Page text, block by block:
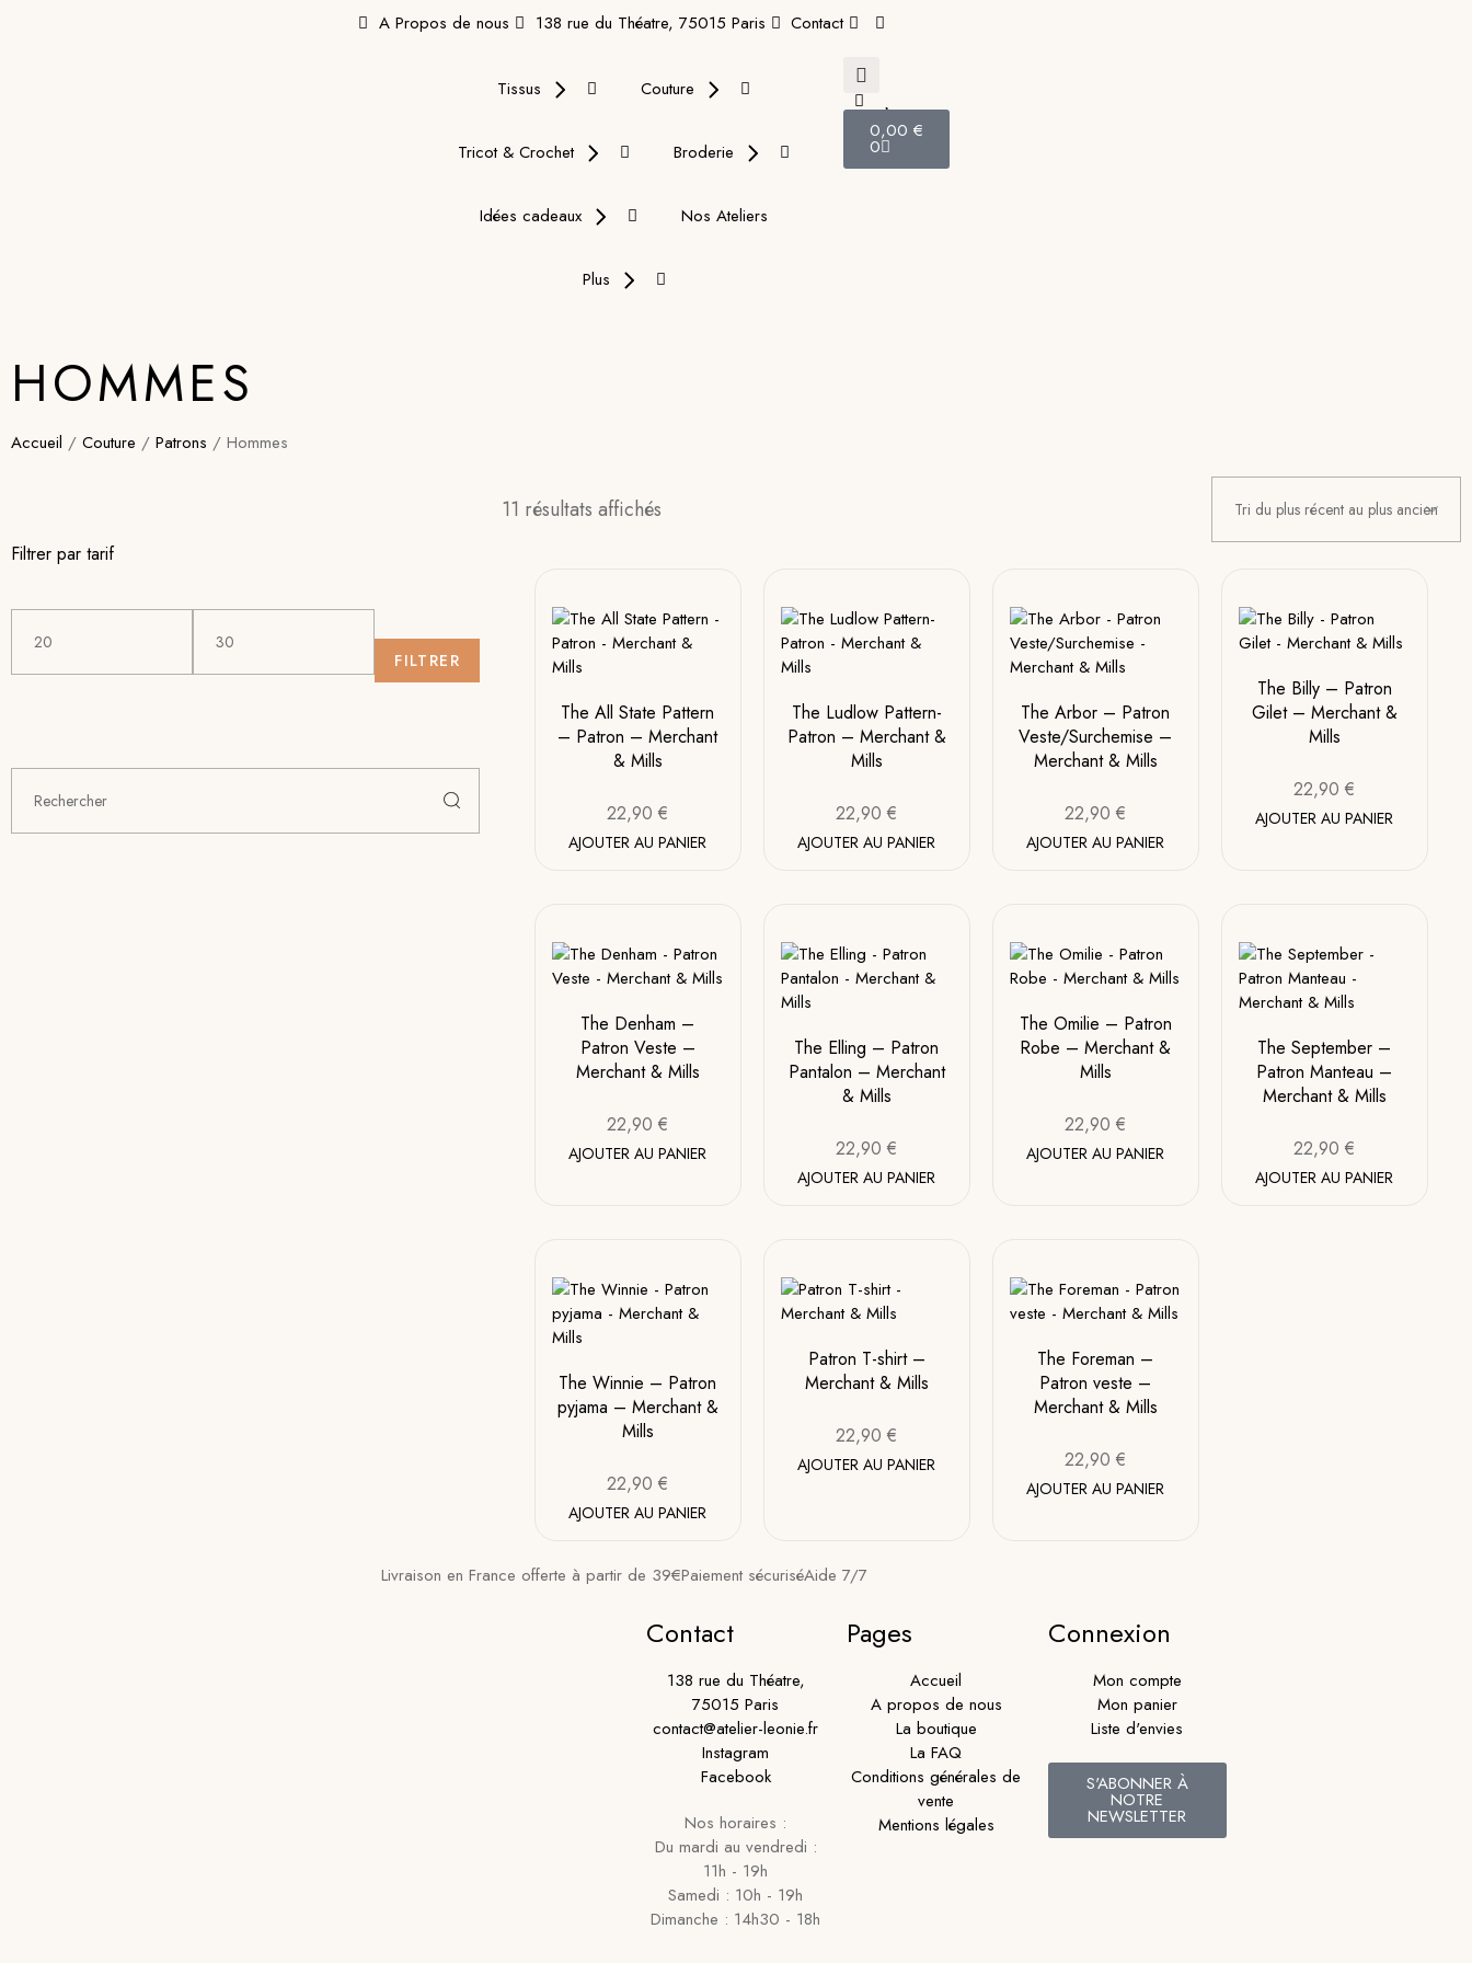
A Propos de nous 138 rue du Théatre, 75015 Paris Contact
Tissus Couture
Tricot & Crochet Broderie
Idées cadeaux Nos Ateliers
Plus
0,00 €
0
HOMMES
Accueil / Couture / Patrons / Hommes
Filtrer par tarif
FILTRER
11 résultats affichés
The All State Pattern
– Patron – Merchant
& Mills
22,90€
AJOUTER AU PANIER
The Ludlow Pattern-
Patron – Merchant &
Mills
22,90€
AJOUTER AU PANIER
The Arbor – Patron
Veste/Surchemise –
Merchant & Mills
22,90€
AJOUTER AU PANIER
The Billy – Patron
Gilet – Merchant &
Mills
22,90€
AJOUTER AU PANIER
The Denham –
Patron Veste –
Merchant & Mills
22,90€
AJOUTER AU PANIER
The Elling – Patron
Pantalon – Merchant
& Mills
22,90€
AJOUTER AU PANIER
The Omilie – Patron
Robe – Merchant &
Mills
22,90€
AJOUTER AU PANIER
The September –
Patron Manteau –
Merchant & Mills
22,90€
AJOUTER AU PANIER
The Winnie – Patron
pyjama – Merchant &
Mills
22,90€
AJOUTER AU PANIER
Patron T-shirt –
Merchant & Mills
22,90€
AJOUTER AU PANIER
The Foreman –
Patron veste –
Merchant & Mills
22,90€
AJOUTER AU PANIER
Livraison en France offerte à partir de 39€Paiement sécuriséAide 7/7
Contact
138 rue du Théatre,
75015 Paris
contact@atelier-leonie.fr
Instagram
Facebook
Nos horaires :
Du mardi au vendredi :
11h - 19h
Samedi : 10h - 19h
Dimanche : 14h30 - 18h
Pages
Accueil
A propos de nous
La boutique
La FAQ
Conditions générales de
vente
Mentions légales
Connexion
Mon compte
Mon panier
Liste d'envies
S'ABONNER À
NOTRE
NEWSLETTER